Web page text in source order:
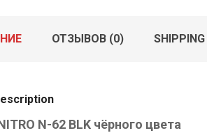
ОТЗЫВОВ (0)
N-62 BLK чёрного цвета